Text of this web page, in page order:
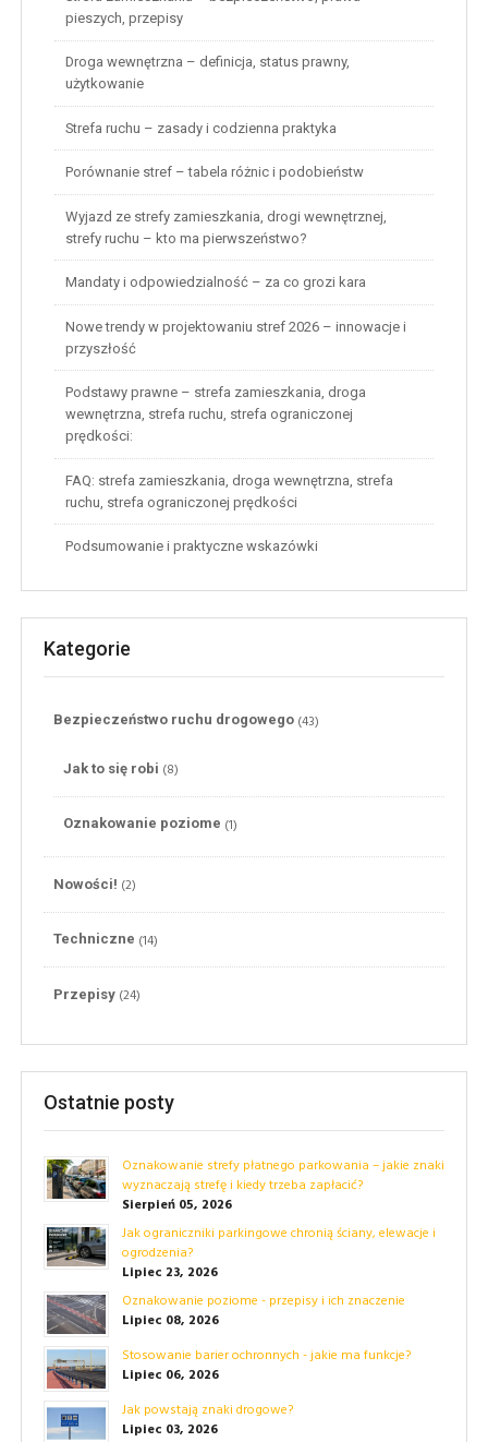
pieszych, przepisy
Droga wewnętrzna – definicja, status prawny,
użytkowanie
Strefa ruchu – zasady i codzienna praktyka
Porównanie stref – tabela różnic i podobieństw
Wyjazd ze strefy zamieszkania, drogi wewnętrznej,
strefy ruchu – kto ma pierwszeństwo?
Mandaty i odpowiedzialność – za co grozi kara
Nowe trendy w projektowaniu stref 2026 – innowacje i
przyszłość
Podstawy prawne – strefa zamieszkania, droga
wewnętrzna, strefa ruchu, strefa ograniczonej
prędkości:
FAQ: strefa zamieszkania, droga wewnętrzna, strefa
ruchu, strefa ograniczonej prędkości
Podsumowanie i praktyczne wskazówki
Kategorie
Bezpieczeństwo ruchu drogowego (43)
Jak to się robi (8)
Oznakowanie poziome (1)
Nowości! (2)
Techniczne (14)
Przepisy (24)
Ostatnie posty
Oznakowanie strefy płatnego parkowania – jakie znaki
wyznaczają strefę i kiedy trzeba zapłacić?
Sierpień 05, 2026
Jak ograniczniki parkingowe chronią ściany, elewacje i
ogrodzenia?
Lipiec 23, 2026
Oznakowanie poziome - przepisy i ich znaczenie
Lipiec 08, 2026
Stosowanie barier ochronnych - jakie ma funkcje?
Lipiec 06, 2026
Jak powstają znaki drogowe?
Lipiec 03, 2026